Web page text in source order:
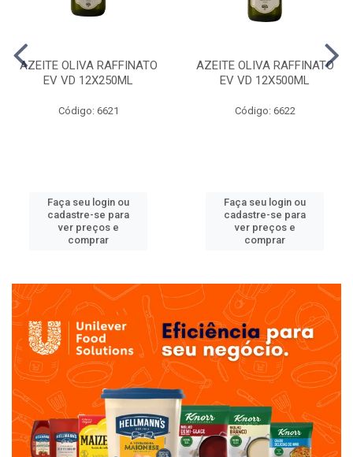
AZEITE OLIVA RAFFINATO
EV VD 12X250ML
Código: 6621
Faça seu login ou
cadastre-se para
ver preços e
comprar
AZEITE OLIVA RAFFINATO
EV VD 12X500ML
Código: 6622
Faça seu login ou
cadastre-se para
ver preços e
comprar